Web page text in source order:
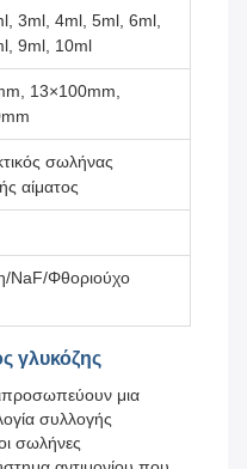
3ml, 4ml, 5ml, 6ml,
9ml, 10ml
13×100mm,
σωλήνας
αίματος
NaF/Φθοριούχο
γλυκόζης
μια
συλλογής
σωλήνες